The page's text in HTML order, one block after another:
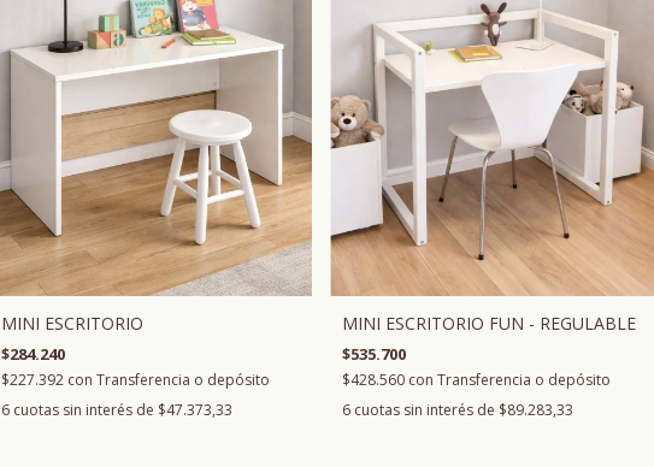
MINI ESCRITORIO
$284.240
$227.392 con Transferencia o depósito
6 cuotas sin interés de $47.373,33
MINI ESCRITORIO FUN - REGULABLE
$535.700
$428.560 con Transferencia o depósito
6 cuotas sin interés de $89.283,33